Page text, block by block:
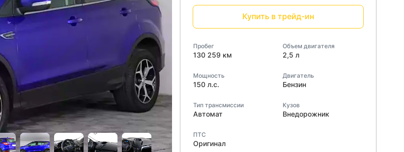
Купить в трейд-ин
Пробег
130 259 км
Объем двигателя
2,5 л
Мощность
150 л.с.
Двигатель
Бензин
Тип трансмиссии
Автомат
Кузов
Внедорожник
ПТС
Оригинал